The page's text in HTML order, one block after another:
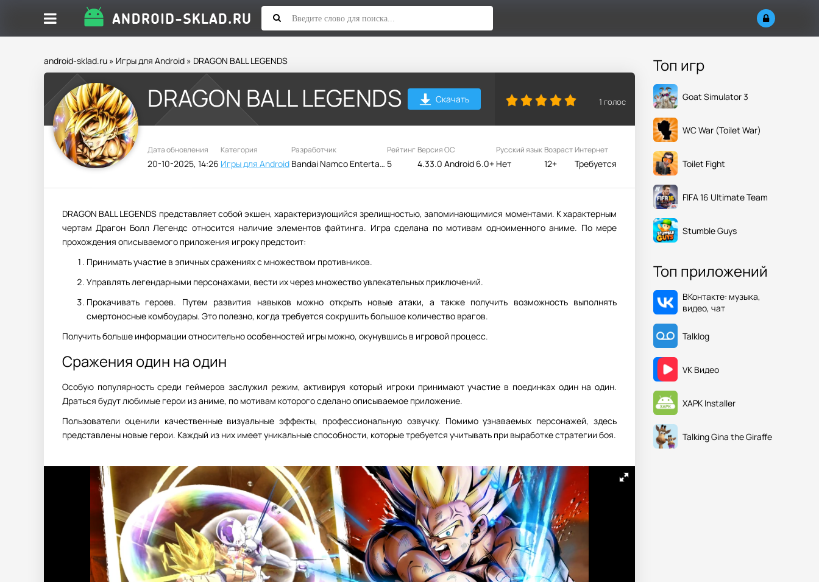
android-sklad.ru » Игры для Android » DRAGON BALL LEGENDS
DRAGON BALL LEGENDS Скачать 1 голос
Дата обновления
20-10-2025, 14:26
Категория
Игры для Android
Разработчик
Bandai Namco Entertainment Inc.
Рейтинг
5
Версия
4.33.0
ОС
Android 6.0+
Русский язык
Нет
Возраст
12+
Интернет
Требуется
DRAGON BALL LEGENDS представляет собой экшен, характеризующийся зрелищностью, запоминающимися моментами. К характерным
чертам Драгон Болл Легендс относится наличие элементов файтинга. Игра сделана по мотивам одноименного аниме. По мере
прохождения описываемого приложения игроку предстоит:
Принимать участие в эпичных сражениях с множеством противников.
Управлять легендарными персонажами, вести их через множество увлекательных приключений.
Прокачивать героев. Путем развития навыков можно открыть новые атаки, а также получить возможность выполнять
смертоносные комбоудары. Это полезно, когда требуется сокрушить большое количество врагов.
Получить больше информации относительно особенностей игры можно, окунувшись в игровой процесс.
Сражения один на один
Особую популярность среди геймеров заслужил режим, активируя который игроки принимают участие в поединках один на один.
Драться будут любимые герои из аниме, по мотивам которого сделано описываемое приложение.
Пользователи оценили качественные визуальные эффекты, профессиональную озвучку. Помимо узнаваемых персонажей, здесь
представлены новые герои. Каждый из них имеет уникальные способности, которые требуется учитывать при выработке стратегии боя.
Топ игр
Goat Simulator 3
WC War (Toilet War)
Toilet Fight
FIFA 16 Ultimate Team
Stumble Guys
Топ приложений
ВКонтакте: музыка,
видео, чат
Talklog
VK Видео
XAPK Installer
Talking Gina the Giraffe